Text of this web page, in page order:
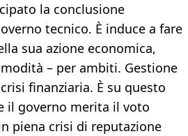
la conclusione
tecnico. È induce a fare
sua azione economica,
– per ambiti. Gestione
finanziaria. È su questo
il governo merita il voto
piena crisi di reputazione